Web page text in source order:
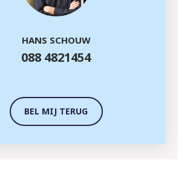
HANS SCHOUW
088 4821454
BEL MIJ TERUG